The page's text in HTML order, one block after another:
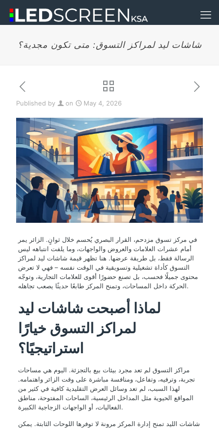
شاشات ليد لمراكز التسوق: متى تكون مجدية؟
Published by on May 4, 2026
في مركز تسوق مزدحم، القرار البصري يُحسم خلال ثوانٍ. الزائر يمر
أمام عشرات العلامات والعروض والواجهات، وما يلفت انتباهه ليس
الرسالة فقط، بل طريقة عرضها. هنا تظهر قيمة شاشات ليد لمراكز
التسوق كأداة تشغيلية وتسويقية في الوقت نفسه – فهي لا تعرض
محتوى جميلًا فحسب، بل تصنع حضورًا أقوى للعلامات التجارية، وتوجّه
الحركة داخل المساحات، وتمنح المركز طابعًا حديثًا يصعب تجاهله.
لماذا أصبحت شاشات ليد
لمراكز التسوق خيارًا
استراتيجيًا؟
مراكز التسوق لم تعد مجرد بيئات بيع بالتجزئة. اليوم هي مساحات
تجربة، وترفيه، وتفاعل، ومنافسة مباشرة على وقت الزائر واهتمامه.
لهذا السبب، لم تعد وسائل العرض التقليدية كافية في كثير من
المواقع الحيوية مثل المداخل الرئيسية، الساحات المفتوحة، مناطق
الفعاليات، أو الواجهات الزجاجية الكبيرة.
شاشات الليد تمنح إدارة المركز مرونة لا توفرها اللوحات الثابتة. يمكن